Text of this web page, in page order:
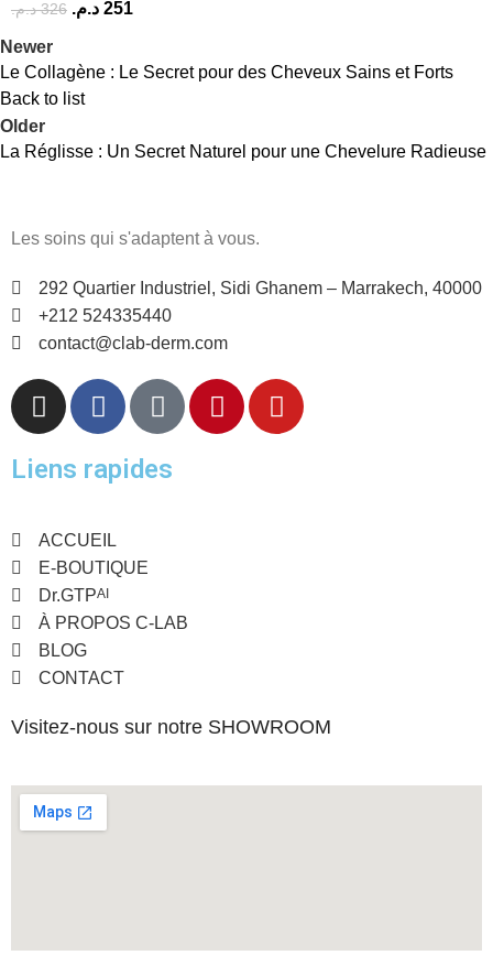
326 د.م. 251 د.م.
Newer
Le Collagène : Le Secret pour des Cheveux Sains et Forts
Back to list
Older
La Réglisse : Un Secret Naturel pour une Chevelure Radieuse
Les soins qui s'adaptent à vous.
292 Quartier Industriel, Sidi Ghanem – Marrakech, 40000
+212 524335440
contact@clab-derm.com
Liens rapides
ACCUEIL
E-BOUTIQUE
Dr.GTPAI
À PROPOS C-LAB
BLOG
CONTACT
Visitez-nous sur notre SHOWROOM